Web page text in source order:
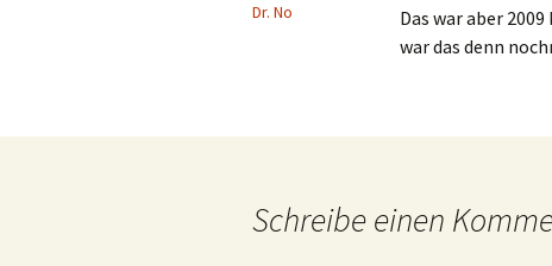
Dr. No
Das war aber
war das denn
Schreibe einen